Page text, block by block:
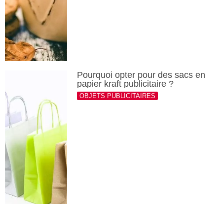
Pourquoi opter pour des sacs en
papier kraft publicitaire ?
OBJETS PUBLICITAIRES